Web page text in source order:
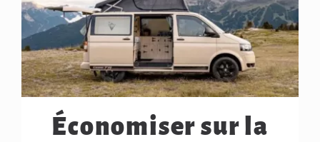
Économiser sur la